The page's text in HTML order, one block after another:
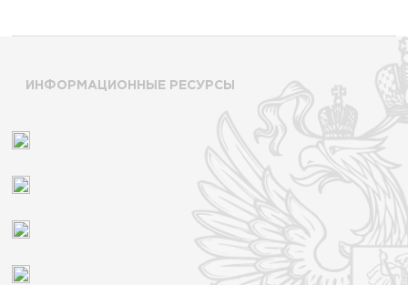
ИНФОРМАЦИОННЫЕ РЕСУРСЫ